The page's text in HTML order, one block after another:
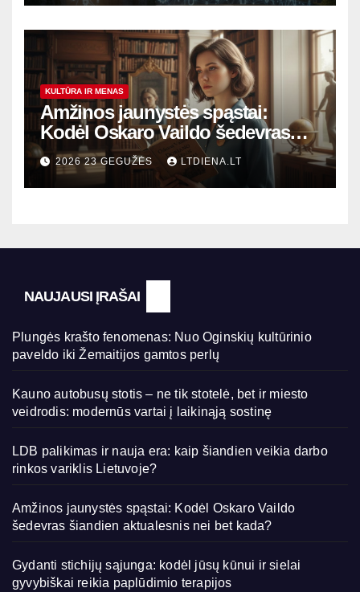
KULTŪRA IR MENAS
Amžinos jaunystės spąstai:
Kodėl Oskaro Vaildo šedevras
šiandien aktualesnis nei bet
kada?
2026 23 GEGUŽĖS LTDIENA.LT
NAUJAUSI ĮRAŠAI
Plungės krašto fenomenas: Nuo Oginskių kultūrinio
paveldo iki Žemaitijos gamtos perlų
Kauno autobusų stotis – ne tik stotelė, bet ir miesto
veidrodis: modernūs vartai į laikinąją sostinę
LDB palikimas ir nauja era: kaip šiandien veikia darbo
rinkos variklis Lietuvoje?
Amžinos jaunystės spąstai: Kodėl Oskaro Vaildo
šedevras šiandien aktualesnis nei bet kada?
Gydanti stichijų sąjunga: kodėl jūsų kūnui ir sielai
gyvybiškai reikia paplūdimio terapijos